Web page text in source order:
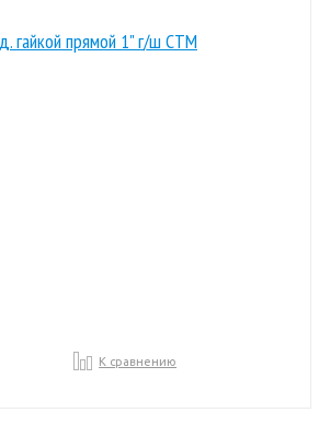
гайкой прямой 1" г/ш CTM
К сравнению